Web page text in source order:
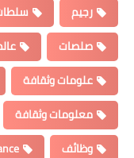
رجيم
صلصات
علومات وثقافة
معلومات وثقافة
وظائف